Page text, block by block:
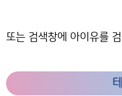
또는 검색창에 아이유를